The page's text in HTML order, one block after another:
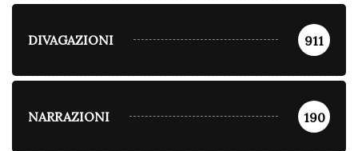
DIVAGAZIONI 911
NARRAZIONI 190